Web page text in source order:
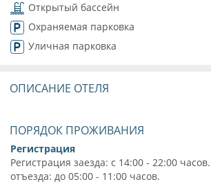
Открытый бассейн
Охраняемая парковка
Уличная парковка
ОПИСАНИЕ ОТЕЛЯ
ПОРЯДОК ПРОЖИВАНИЯ
Регистрация
Регистрация заезда: с 14:00 - 22:00
отъезда: до 05:00 - 11:00 часов.